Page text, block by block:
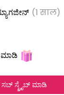
(1 साल)
ಮಾಡಿ
ಸಬ್ ಸ್ಕ್ರೈಬ್ ಮಾಡಿ